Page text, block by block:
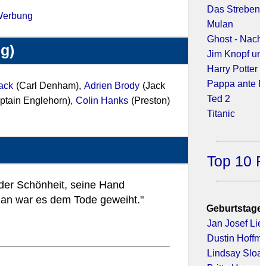
(Carl Denham), Adrien Brody (Jack
Englehorn), Colin Hanks (Preston)
Schönheit, seine Hand
war es dem Tode geweiht."
Das
Mulan
Ghost -
Jim Knopf
Harry
Pappa ante
Ted 2
Titanic
Top 10
Jan Josef
Dustin
Lindsay